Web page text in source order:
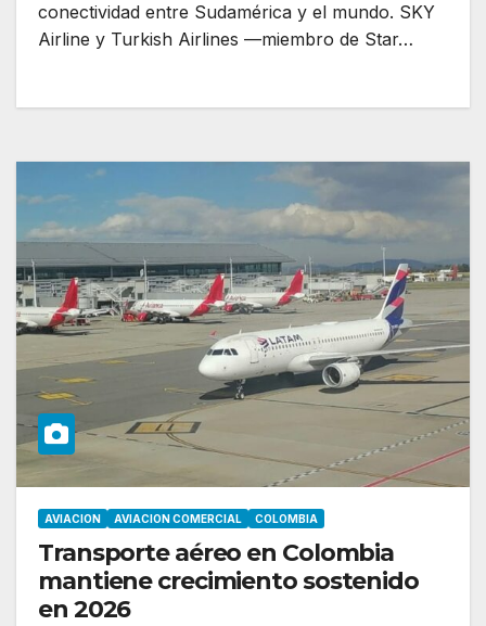
conectividad entre Sudamérica y el mundo. SKY
Airline y Turkish Airlines —miembro de Star…
AVIACION AVIACION COMERCIAL COLOMBIA
Transporte aéreo en Colombia
mantiene crecimiento sostenido
en 2026